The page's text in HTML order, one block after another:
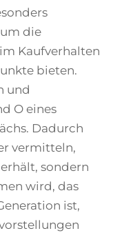
die
Kaufverhalten
bieten.
und
O eines
Dadurch
vermitteln,
sondern
wird, das
ist,